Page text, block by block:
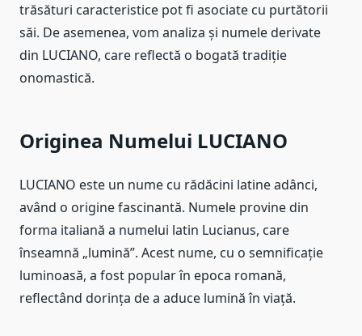
trăsături caracteristice pot fi asociate cu purtătorii
săi. De asemenea, vom analiza și numele derivate
din LUCIANO, care reflectă o bogată tradiție
onomastică.
Originea Numelui LUCIANO
LUCIANO este un nume cu rădăcini latine adânci,
având o origine fascinantă. Numele provine din
forma italiană a numelui latin Lucianus, care
înseamnă „lumină”. Acest nume, cu o semnificație
luminoasă, a fost popular în epoca romană,
reflectând dorința de a aduce lumină în viață.